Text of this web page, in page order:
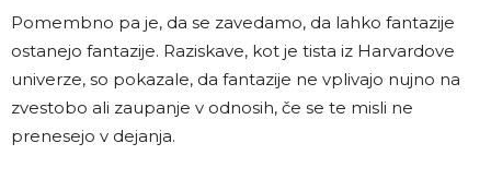
Pomembno pa je, da se zavedamo, da lahko fantazije
ostanejo fantazije. Raziskave, kot je tista iz Harvardove
univerze, so pokazale, da fantazije ne vplivajo nujno na
zvestobo ali zaupanje v odnosih, če se te misli ne
prenesejo v dejanja.